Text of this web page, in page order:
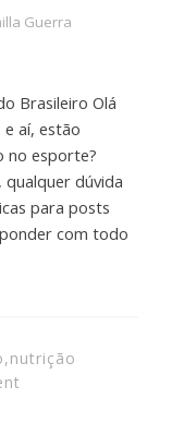
Guerra
Brasileiro Olá
aí, estão
no esporte?
dúvida
para posts
com todo
,nutrição